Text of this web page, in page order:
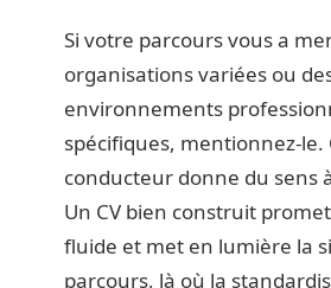
Si votre parcours vous a
organisations variées ou
environnements
spécifiques, mentionnez-le.
conducteur donne du sens
Un CV bien construit
fluide et met en lumière la
parcours, là où la